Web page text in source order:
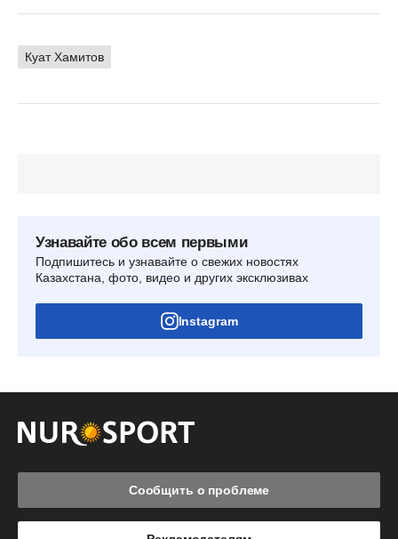
Куат Хамитов
Узнавайте обо всем первыми
Подпишитесь и узнавайте о свежих новостях
Казахстана, фото, видео и других эксклюзивах
Instagram
Сообщить о проблеме